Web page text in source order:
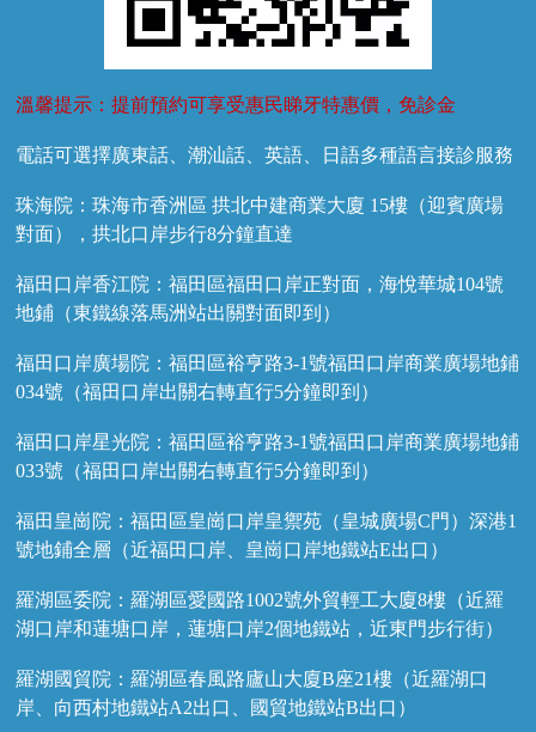
溫馨提示：提前預約可享受惠民睇牙特惠價，免診金
電話可選擇廣東話、潮汕話、英語、日語多種語言接診服務
珠海院：珠海市香洲區 拱北中建商業大廈 15樓（迎賓廣場
對面），拱北口岸步行8分鐘直達
福田口岸香江院：福田區福田口岸正對面，海悅華城104號
地鋪（東鐵線落馬洲站出關對面即到）
福田口岸廣場院：福田區裕亨路3-1號福田口岸商業廣場地鋪
034號（福田口岸出關右轉直行5分鐘即到）
福田口岸星光院：福田區裕亨路3-1號福田口岸商業廣場地鋪
033號（福田口岸出關右轉直行5分鐘即到）
福田皇崗院：福田區皇崗口岸皇禦苑（皇城廣場C門）深港1
號地鋪全層（近福田口岸、皇崗口岸地鐵站E出口）
羅湖區委院：羅湖區愛國路1002號外貿輕工大廈8樓（近羅
湖口岸和蓮塘口岸，蓮塘口岸2個地鐵站，近東門步行街）
羅湖國貿院：羅湖區春風路廬山大廈B座21樓（近羅湖口
岸、向西村地鐵站A2出口、國貿地鐵站B出口）